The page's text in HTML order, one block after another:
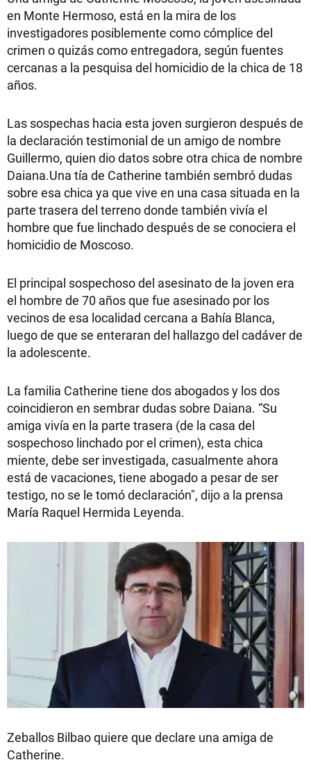
en Monte Hermoso, está en la mira de los
investigadores posiblemente como cómplice del
crimen o quizás como entregadora, según fuentes
cercanas a la pesquisa del homicidio de la chica de 18
años.
Las sospechas hacia esta joven surgieron después de
la declaración testimonial de un amigo de nombre
Guillermo, quien dio datos sobre otra chica de nombre
Daiana.Una tía de Catherine también sembró dudas
sobre esa chica ya que vive en una casa situada en la
parte trasera del terreno donde también vivía el
hombre que fue linchado después de se conociera el
homicidio de Moscoso.
El principal sospechoso del asesinato de la joven era
el hombre de 70 años que fue asesinado por los
vecinos de esa localidad cercana a Bahía Blanca,
luego de que se enteraran del hallazgo del cadáver de
la adolescente.
La familia Catherine tiene dos abogados y los dos
coincidieron en sembrar dudas sobre Daiana. “Su
amiga vivía en la parte trasera (de la casa del
sospechoso linchado por el crimen), esta chica
miente, debe ser investigada, casualmente ahora
está de vacaciones, tiene abogado a pesar de ser
testigo, no se le tomó declaración", dijo a la prensa
María Raquel Hermida Leyenda.
Zeballos Bilbao quiere que declare una amiga de
Catherine.